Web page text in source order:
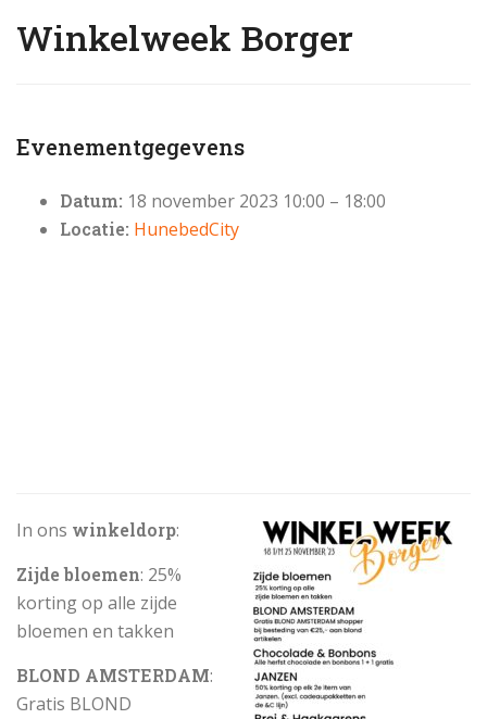
Winkelweek Borger
Evenementgegevens
Datum: 18 november 2023 10:00 – 18:00
Locatie: HunebedCity
In ons winkeldorp:
Zijde bloemen: 25%
korting op alle zijde
bloemen en takken
BLOND AMSTERDAM:
Gratis BLOND